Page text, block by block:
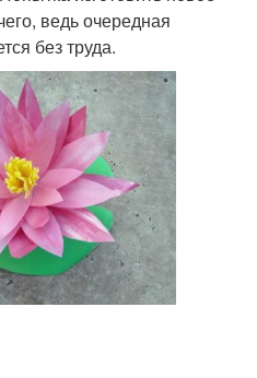
ведь очередная
без труда.